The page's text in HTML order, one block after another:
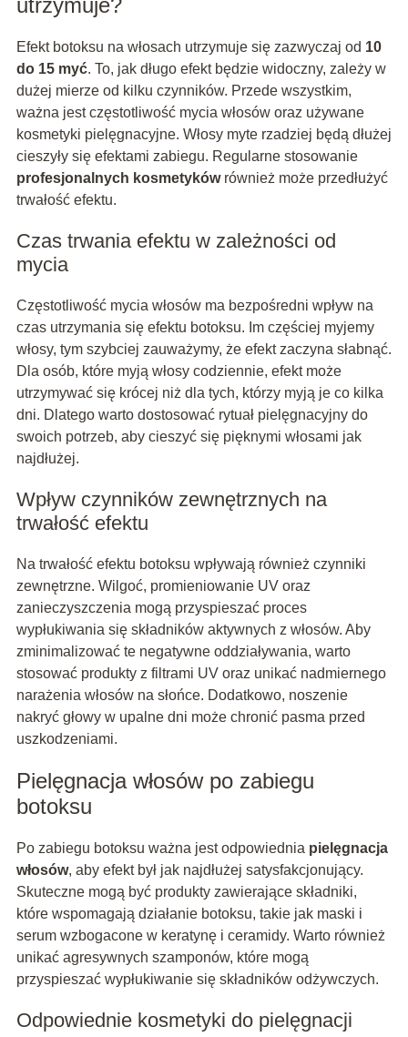
utrzymuje?
Efekt botoksu na włosach utrzymuje się zazwyczaj od 10
do 15 myć. To, jak długo efekt będzie widoczny, zależy w
dużej mierze od kilku czynników. Przede wszystkim,
ważna jest częstotliwość mycia włosów oraz używane
kosmetyki pielęgnacyjne. Włosy myte rzadziej będą dłużej
cieszyły się efektami zabiegu. Regularne stosowanie
profesjonalnych kosmetykówrównież może przedłużyć
trwałość efektu.
Czas trwania efektu w zależności od
mycia
Częstotliwość mycia włosów ma bezpośredni wpływ na
czas utrzymania się efektu botoksu. Im częściej myjemy
włosy, tym szybciej zauważymy, że efekt zaczyna słabnąć.
Dla osób, które myją włosy codziennie, efekt może
utrzymywać się krócej niż dla tych, którzy myją je co kilka
dni. Dlatego warto dostosować rytuał pielęgnacyjny do
swoich potrzeb, aby cieszyć się pięknymi włosami jak
najdłużej.
Wpływ czynników zewnętrznych na
trwałość efektu
Na trwałość efektu botoksu wpływają również czynniki
zewnętrzne. Wilgoć, promieniowanie UV oraz
zanieczyszczenia mogą przyspieszać proces
wypłukiwania się składników aktywnych z włosów. Aby
zminimalizować te negatywne oddziaływania, warto
stosować produkty z filtrami UV oraz unikać nadmiernego
narażenia włosów na słońce. Dodatkowo, noszenie
nakryć głowy w upalne dni może chronić pasma przed
uszkodzeniami.
Pielęgnacja włosów po zabiegu
botoksu
Po zabiegu botoksu ważna jest odpowiednia pielęgnacja
włosów, aby efekt był jak najdłużej satysfakcjonujący.
Skuteczne mogą być produkty zawierające składniki,
które wspomagają działanie botoksu, takie jak maski i
serum wzbogacone w keratynę i ceramidy. Warto również
unikać agresywnych szamponów, które mogą
przyspieszać wypłukiwanie się składników odżywczych.
Odpowiednie kosmetyki do pielęgnacji